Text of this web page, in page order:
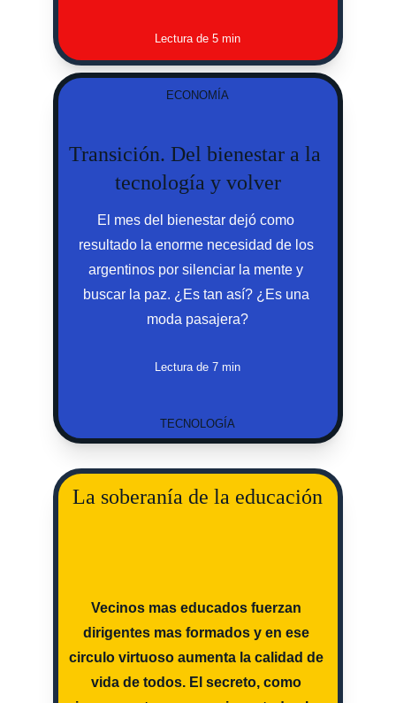
ECONOMÍA
TECNOLOGÍA
Transición. Del bienestar a la
tecnología y volver
La soberanía de la educación
El mes del bienestar dejó como
resultado la enorme necesidad de los
argentinos por silenciar la mente y
buscar la paz. ¿Es tan así? ¿Es una
moda pasajera?
Vecinos mas educados fuerzan
dirigentes mas formados y en ese
circulo virtuoso aumenta la calidad de
vida de todos. El secreto, como
Lectura de 5 min
Lectura de 7 min